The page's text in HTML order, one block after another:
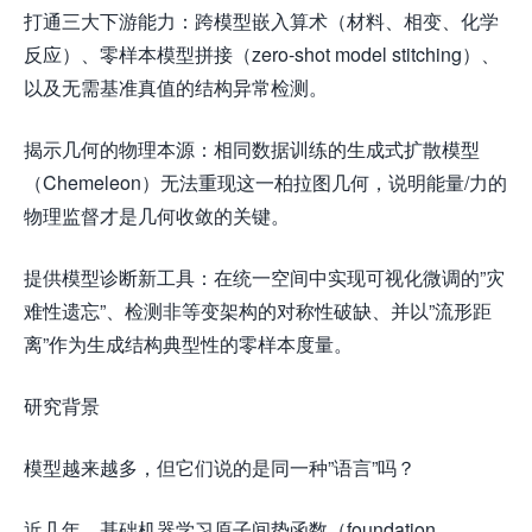
打通三大下游能力：跨模型嵌入算术（材料、相变、化学
反应）、零样本模型拼接（zero-shot model stitching）、
以及无需基准真值的结构异常检测。
揭示几何的物理本源：相同数据训练的生成式扩散模型
（Chemeleon）无法重现这一柏拉图几何，说明能量/力的
物理监督才是几何收敛的关键。
提供模型诊断新工具：在统一空间中实现可视化微调的”灾
难性遗忘”、检测非等变架构的对称性破缺、并以”流形距
离”作为生成结构典型性的零样本度量。
研究背景
模型越来越多，但它们说的是同一种”语言”吗？